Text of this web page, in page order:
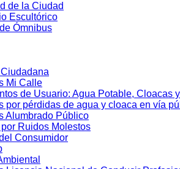
de la Ciudad
Escultórico
Ómnibus
Mi Calle
de Usuario: Agua Potable, Cloacas
por pérdidas de agua y cloaca en vía
Alumbrado Público
Ruidos Molestos
Consumidor